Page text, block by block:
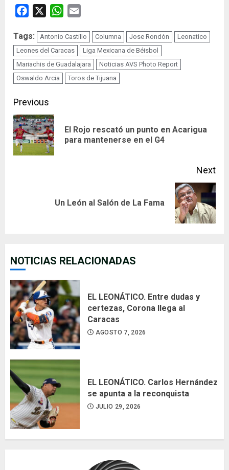
Facebook WhatsApp
Tags: Antonio Castillo Columna Jose Rondón
Leonatico
Leones del Caracas
Liga Mexicana de Béisbol
Mariachis de Guadalajara
Noticias AVS Photo Report
Oswaldo Arcia
Toros de Tijuana
Continue
Reading
Previous
El Rojo rescató un punto en Acarigua
para mantenerse en el G4
Next
Un León al Salón de La Fama
NOTICIAS RELACIONADAS
EL LEONÁTICO. Entre dudas y
certezas, Corona llega al
Caracas
AGOSTO 7, 2026
EL LEONÁTICO. Carlos Hernández
se apunta a la reconquista
JULIO 29, 2026